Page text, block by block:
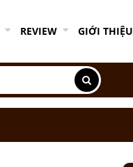
REVIEW GIỚI THIỆU